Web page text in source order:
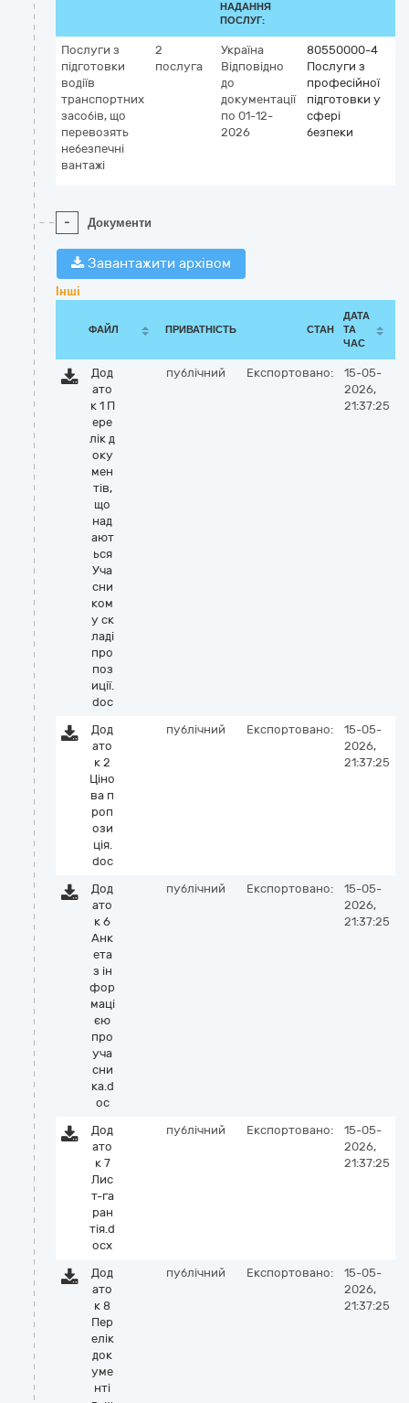
НАДАННЯ
ПОСЛУГ:
Послуги з
підготовки
водіїв
транспортних
засобів, що
перевозять
небезпечні
вантажі
2
послуга
Україна
Відповідно
до
документації
по 01-12-
2026
80550000-4
Послуги з
професійної
підготовки у
сфері
безпеки
- Документи
Завантажити архівом
Інші
ФАЙЛ ПРИВАТНІСТЬ СТАН
ДАТА
ТА
ЧАС
Дод
ато
к 1 П
ере
лік д
оку
мен
тів,
що
над
ают
ься
Уча
сни
ком
у ск
ладі
про
поз
иції.
doc
публічний Експортовано:
15-05-
2026,
21:37:25
Дод
ато
к 2
Ціно
ва п
роп
ози
ція.
doc
публічний Експортовано:
15-05-
2026,
21:37:25
Дод
ато
к 6
Анк
ета
з ін
фор
маці
єю
про
уча
сни
ка.d
oc
публічний Експортовано:
15-05-
2026,
21:37:25
Дод
ато
к 7
Лис
т-га
ран
тія.d
ocx
публічний Експортовано:
15-05-
2026,
21:37:25
Дод
ато
к 8
Пер
елік
док
уме
нті
публічний Експортовано:
15-05-
2026,
21:37:25